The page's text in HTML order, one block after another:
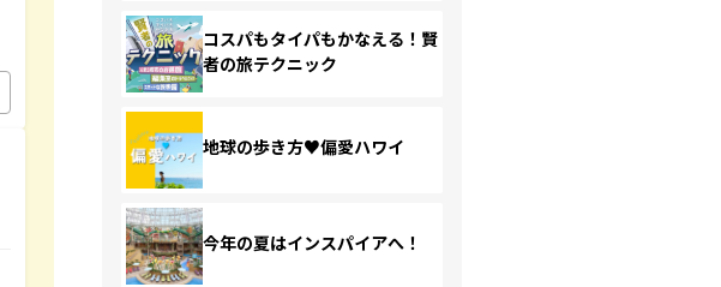
コスパもタイパもかなえる！賢
者の旅テクニック
地球の歩き方♥偏愛ハワイ
今年の夏はインスパイアへ！